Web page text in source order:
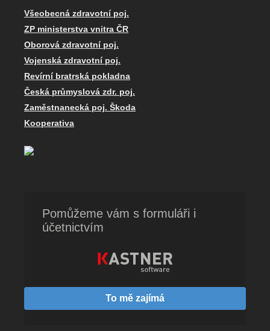
Všeobecná zdravotní poj.
ZP ministerstva vnitra ČR
Oborová zdravotní poj.
Vojenská zdravotní poj.
Revírní bratrská pokladna
Česká průmyslová zdr. poj.
Zaměstnanecká poj. Škoda
Kooperativa
Pomůžeme vám s formuláři i
účetnictvím
To mě zajímá